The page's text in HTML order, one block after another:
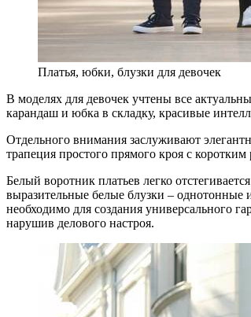
Платья, юбки, блузки для девочек
В моделях для девочек учтены все
карандаш и юбка в складку, красивые
Отдельного внимания заслуживают
трапеция простого прямого кроя с
Белый воротник платьев легко
выразительные белые блузки –
необходимо для создания универсального
нарушив делового настроя.